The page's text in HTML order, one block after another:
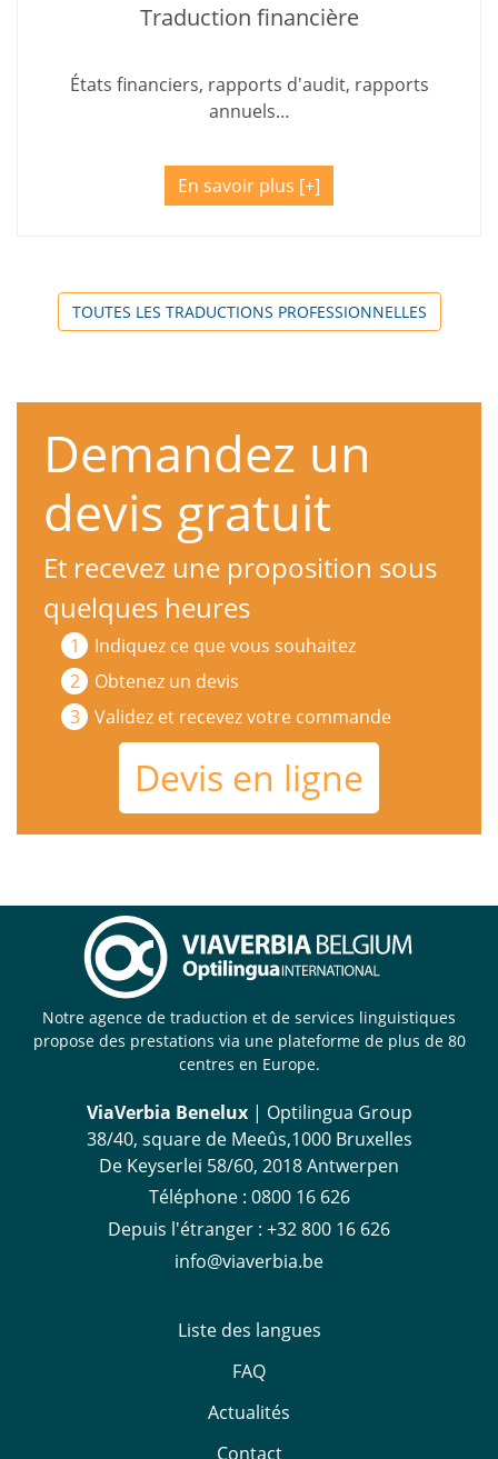
Traduction financière
États financiers, rapports d'audit, rapports
annuels…
En savoir plus
TOUTES LES TRADUCTIONS PROFESSIONNELLES
Demandez un
devis gratuit
Et recevez une proposition sous
quelques heures
Indiquez ce que vous souhaitez
Obtenez un devis
Validez et recevez votre commande
Devis en ligne
Notre agence de traduction et de services linguistiques
propose des prestations via une plateforme de plus de 80
centres en Europe.
ViaVerbia Benelux| Optilingua Group
38/40, square de Meeûs,1000 Bruxelles
De Keyserlei 58/60, 2018 Antwerpen
Téléphone : ‪0800 16 626
Depuis l'étranger : +32 800 16 626
info@viaverbia.be
Liste des langues
FAQ
Actualités
Contact